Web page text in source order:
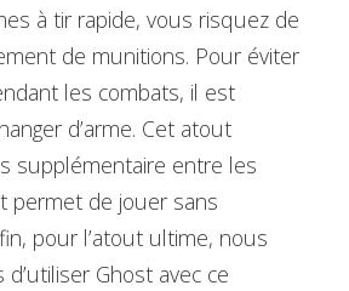
à tir rapide, vous risquez de
de munitions. Pour éviter
les combats, il est
d’arme. Cet atout
supplémentaire entre les
permet de jouer sans
pour l’atout ultime, nous
Ghost avec ce